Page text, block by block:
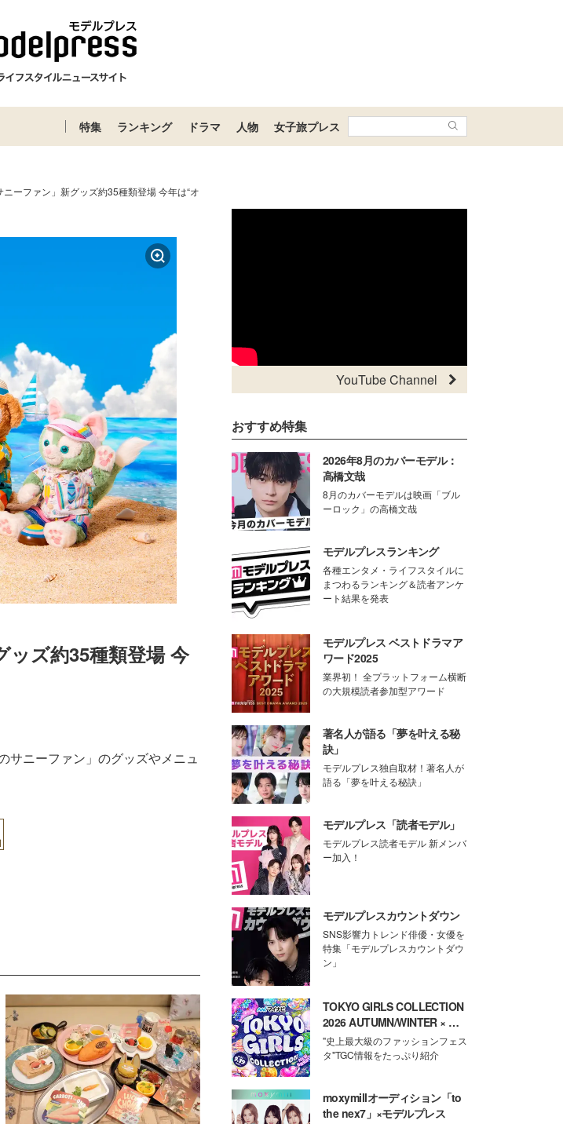
特集 ランキング ドラマ 人物 女子旅プレス
ニーファン」新グッズ約35種類登場 今年は“オ
ッズ約35種類登場 今
ニーファン」のグッズやメニュ
YouTube Channel
おすすめ特集
2026年8月のカバーモデル：
高橋文哉
8月のカバーモデルは映画「ブル
ーロック」の高橋文哉
モデルプレスランキング
各種エンタメ・ライフスタイルに
まつわるランキング＆読者アンケ
ート結果を発表
モデルプレス ベストドラマア
ワード2025
業界初！ 全プラットフォーム横断
の大規模読者参加型アワード
著名人が語る「夢を叶える秘
訣」
モデルプレス独自取材！著名人が
語る「夢を叶える秘訣」
モデルプレス「読者モデル」
モデルプレス読者モデル 新メンバ
ー加入！
モデルプレスカウントダウン
SNS影響力トレンド俳優・女優を
特集「モデルプレスカウントダウ
ン」
TOKYO GIRLS COLLECTION
2026 AUTUMN/WINTER × モ
デルプレス
"史上最大級のファッションフェス
タ"TGC情報をたっぷり紹介
moxymillオーディション「to
the nex7」×モデルプレス